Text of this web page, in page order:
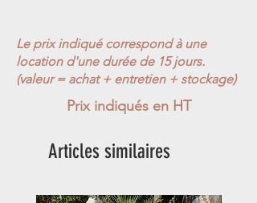
Le prix indiqué correspond à une
location d'une durée de 15 jours.
(valeur = achat + entretien + stockage)
Prix indiqués en HT
Articles similaires